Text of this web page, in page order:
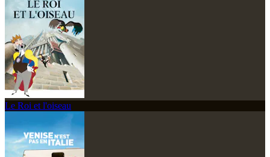
Le Roi et l'oiseau